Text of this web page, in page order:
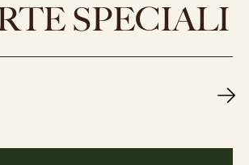
SPECIALI